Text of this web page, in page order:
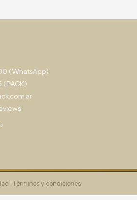
(WhatsApp)
(PACK)
· Términos y condiciones